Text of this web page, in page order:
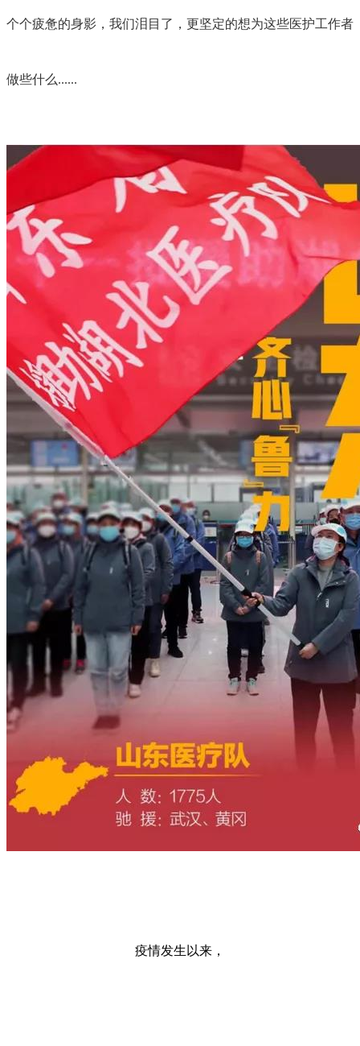
个个疲惫的身影，我们泪目了，更坚定的想为这些医护工作者
做些什么......
疫情发生以来，